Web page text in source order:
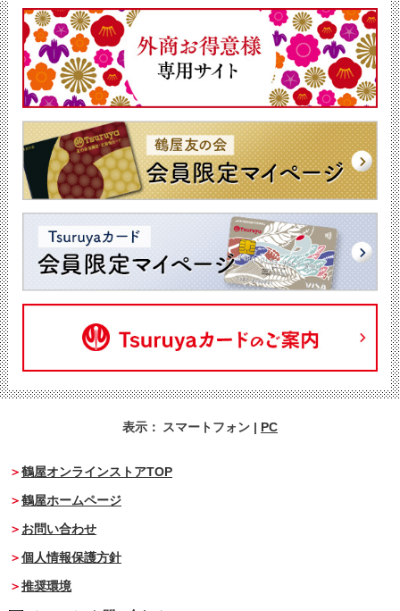
表示： スマートフォン | PC
鶴屋オンラインストアTOP
鶴屋ホームページ
お問い合わせ
個人情報保護方針
推奨環境